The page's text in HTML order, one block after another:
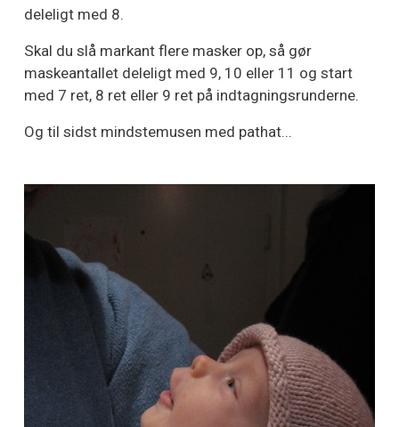
deleligt med 8.
Skal du slå markant flere masker op, så gør
maskeantallet deleligt med 9, 10 eller 11 og start
med 7 ret, 8 ret eller 9 ret på indtagningsrunderne.
Og til sidst mindstemusen med pathat...